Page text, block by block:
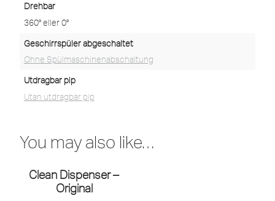
Drehbar
360° eller 0°
Geschirrspüler abgeschaltet
Ohne Spülmaschinenabschaltung
Utdragbar pip
Utan utdragbar pip
You may also like…
Clean Dispenser –
Original